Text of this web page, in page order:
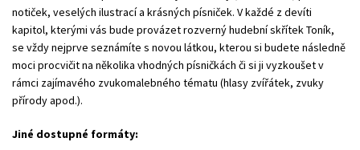
notiček, veselých ilustrací a krásných písniček. V každé z devíti
kapitol, kterými vás bude provázet rozverný hudební skřítek Toník,
se vždy nejprve seznámíte s novou látkou, kterou si budete následně
moci procvičit na několika vhodných písničkách či si ji vyzkoušet v
rámci zajímavého zvukomalebného tématu (hlasy zvířátek, zvuky
přírody apod.).
Jiné dostupné formáty: